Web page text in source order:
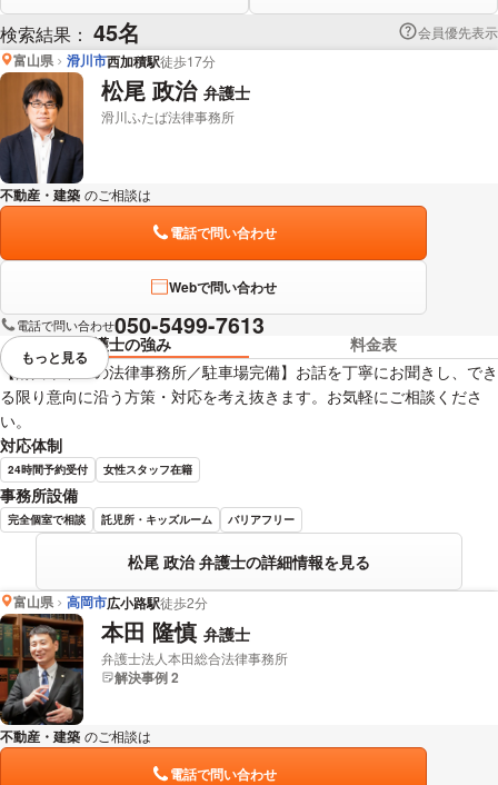
検索結果： 45名 会員優先表示
富山県 滑川市西加積駅徒歩17分
松尾 政治 弁護士
滑川ふたば法律事務所
不動産・建築 のご相談は
電話で問い合わせ
Webで問い合わせ
電話で問い合わせ050-5499-7613
弁護士の強み
料金表
【滑川市唯一の法律事務所／駐車場完備】お話を丁寧にお聞きし、でき
る限り意向に沿う方策・対応を考え抜きます。お気軽にご相談くださ
い。
対応体制
24時間予約受付 女性スタッフ在籍
事務所設備
完全個室で相談 託児所・キッズルーム バリアフリー
松尾 政治 弁護士の詳細情報を見る
視覚的に省略されている要素を
もっと見る
富山県 高岡市広小路駅徒歩2分
本田 隆慎 弁護士
弁護士法人本田総合法律事務所
解決事例 2
不動産・建築 のご相談は
電話で問い合わせ